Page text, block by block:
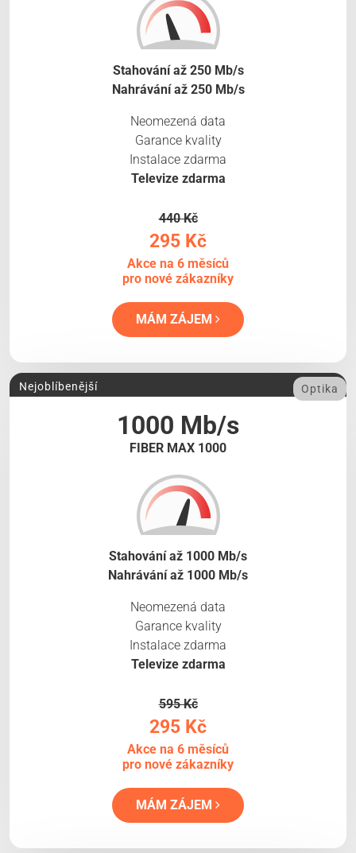
Stahování až 250 Mb/s
Nahrávání až 250 Mb/s
Neomezená data
Garance kvality
Instalace zdarma
Televize zdarma
440 Kč
295 Kč
Akce na 6 měsíců
pro nové zákazníky
MÁM ZÁJEM
1000 Mb/s
FIBER MAX 1000
Nejoblíbenější Optika
Stahování až 1000 Mb/s
Nahrávání až 1000 Mb/s
Neomezená data
Garance kvality
Instalace zdarma
Televize zdarma
595 Kč
295 Kč
Akce na 6 měsíců
pro nové zákazníky
MÁM ZÁJEM